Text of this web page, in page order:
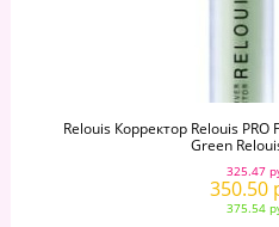
Relouis Корректор Relouis
Green
325.47
350.50
375.54